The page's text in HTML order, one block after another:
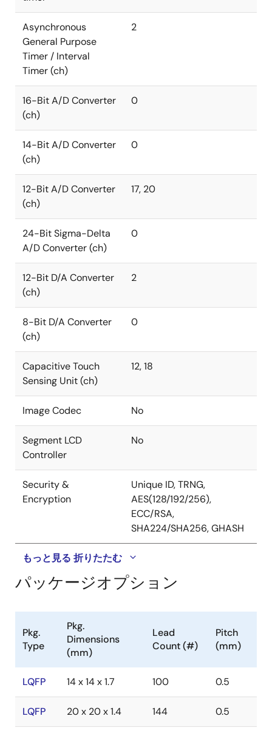
Asynchronous
General Purpose
Timer / Interval
Timer (ch)
2
16-Bit A/D Converter
(ch)
0
14-Bit A/D Converter
(ch)
0
12-Bit A/D Converter
(ch)
17, 20
24-Bit Sigma-Delta
A/D Converter (ch)
0
12-Bit D/A Converter
(ch)
2
8-Bit D/A Converter
(ch)
0
Capacitive Touch
Sensing Unit (ch)
12, 18
Image Codec No
Segment LCD
Controller
No
Security &
Encryption
Unique ID, TRNG,
AES(128/192/256),
ECC/RSA,
SHA224/SHA256, GHASH
もっと見る 折りたたむ
パッケージオプション
Pkg.
Type
Pkg.
Dimensions
(mm)
Lead
Count (#)
Pitch
(mm)
LQFP 14 x 14 x 1.7 100 0.5
LQFP 20 x 20 x 1.4 144 0.5